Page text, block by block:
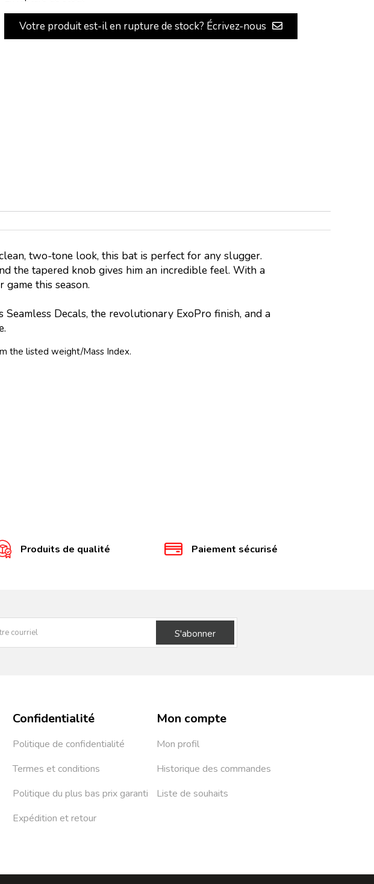
Votre produit est-il en rupture de stock? Écrivez-nous
two-tone look, this bat is perfect for any slugger.
the tapered knob gives him an incredible feel. With a
this season.
Decals, the revolutionary ExoPro finish, and a
the listed weight/Mass Index.
Produits de qualité Paiement sécurisé
S'abonner
Confidentialité
Politique de confidentialité
Termes et conditions
Politique du plus bas prix garanti
Expédition et retour
Mon compte
Mon profil
Historique des commandes
Liste de souhaits